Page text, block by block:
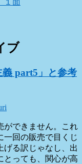
１面
ブ
part5」と参考
ができません。これ
一回の販売で目くじ
げる訳じゃなし、出
とっても、関心が高